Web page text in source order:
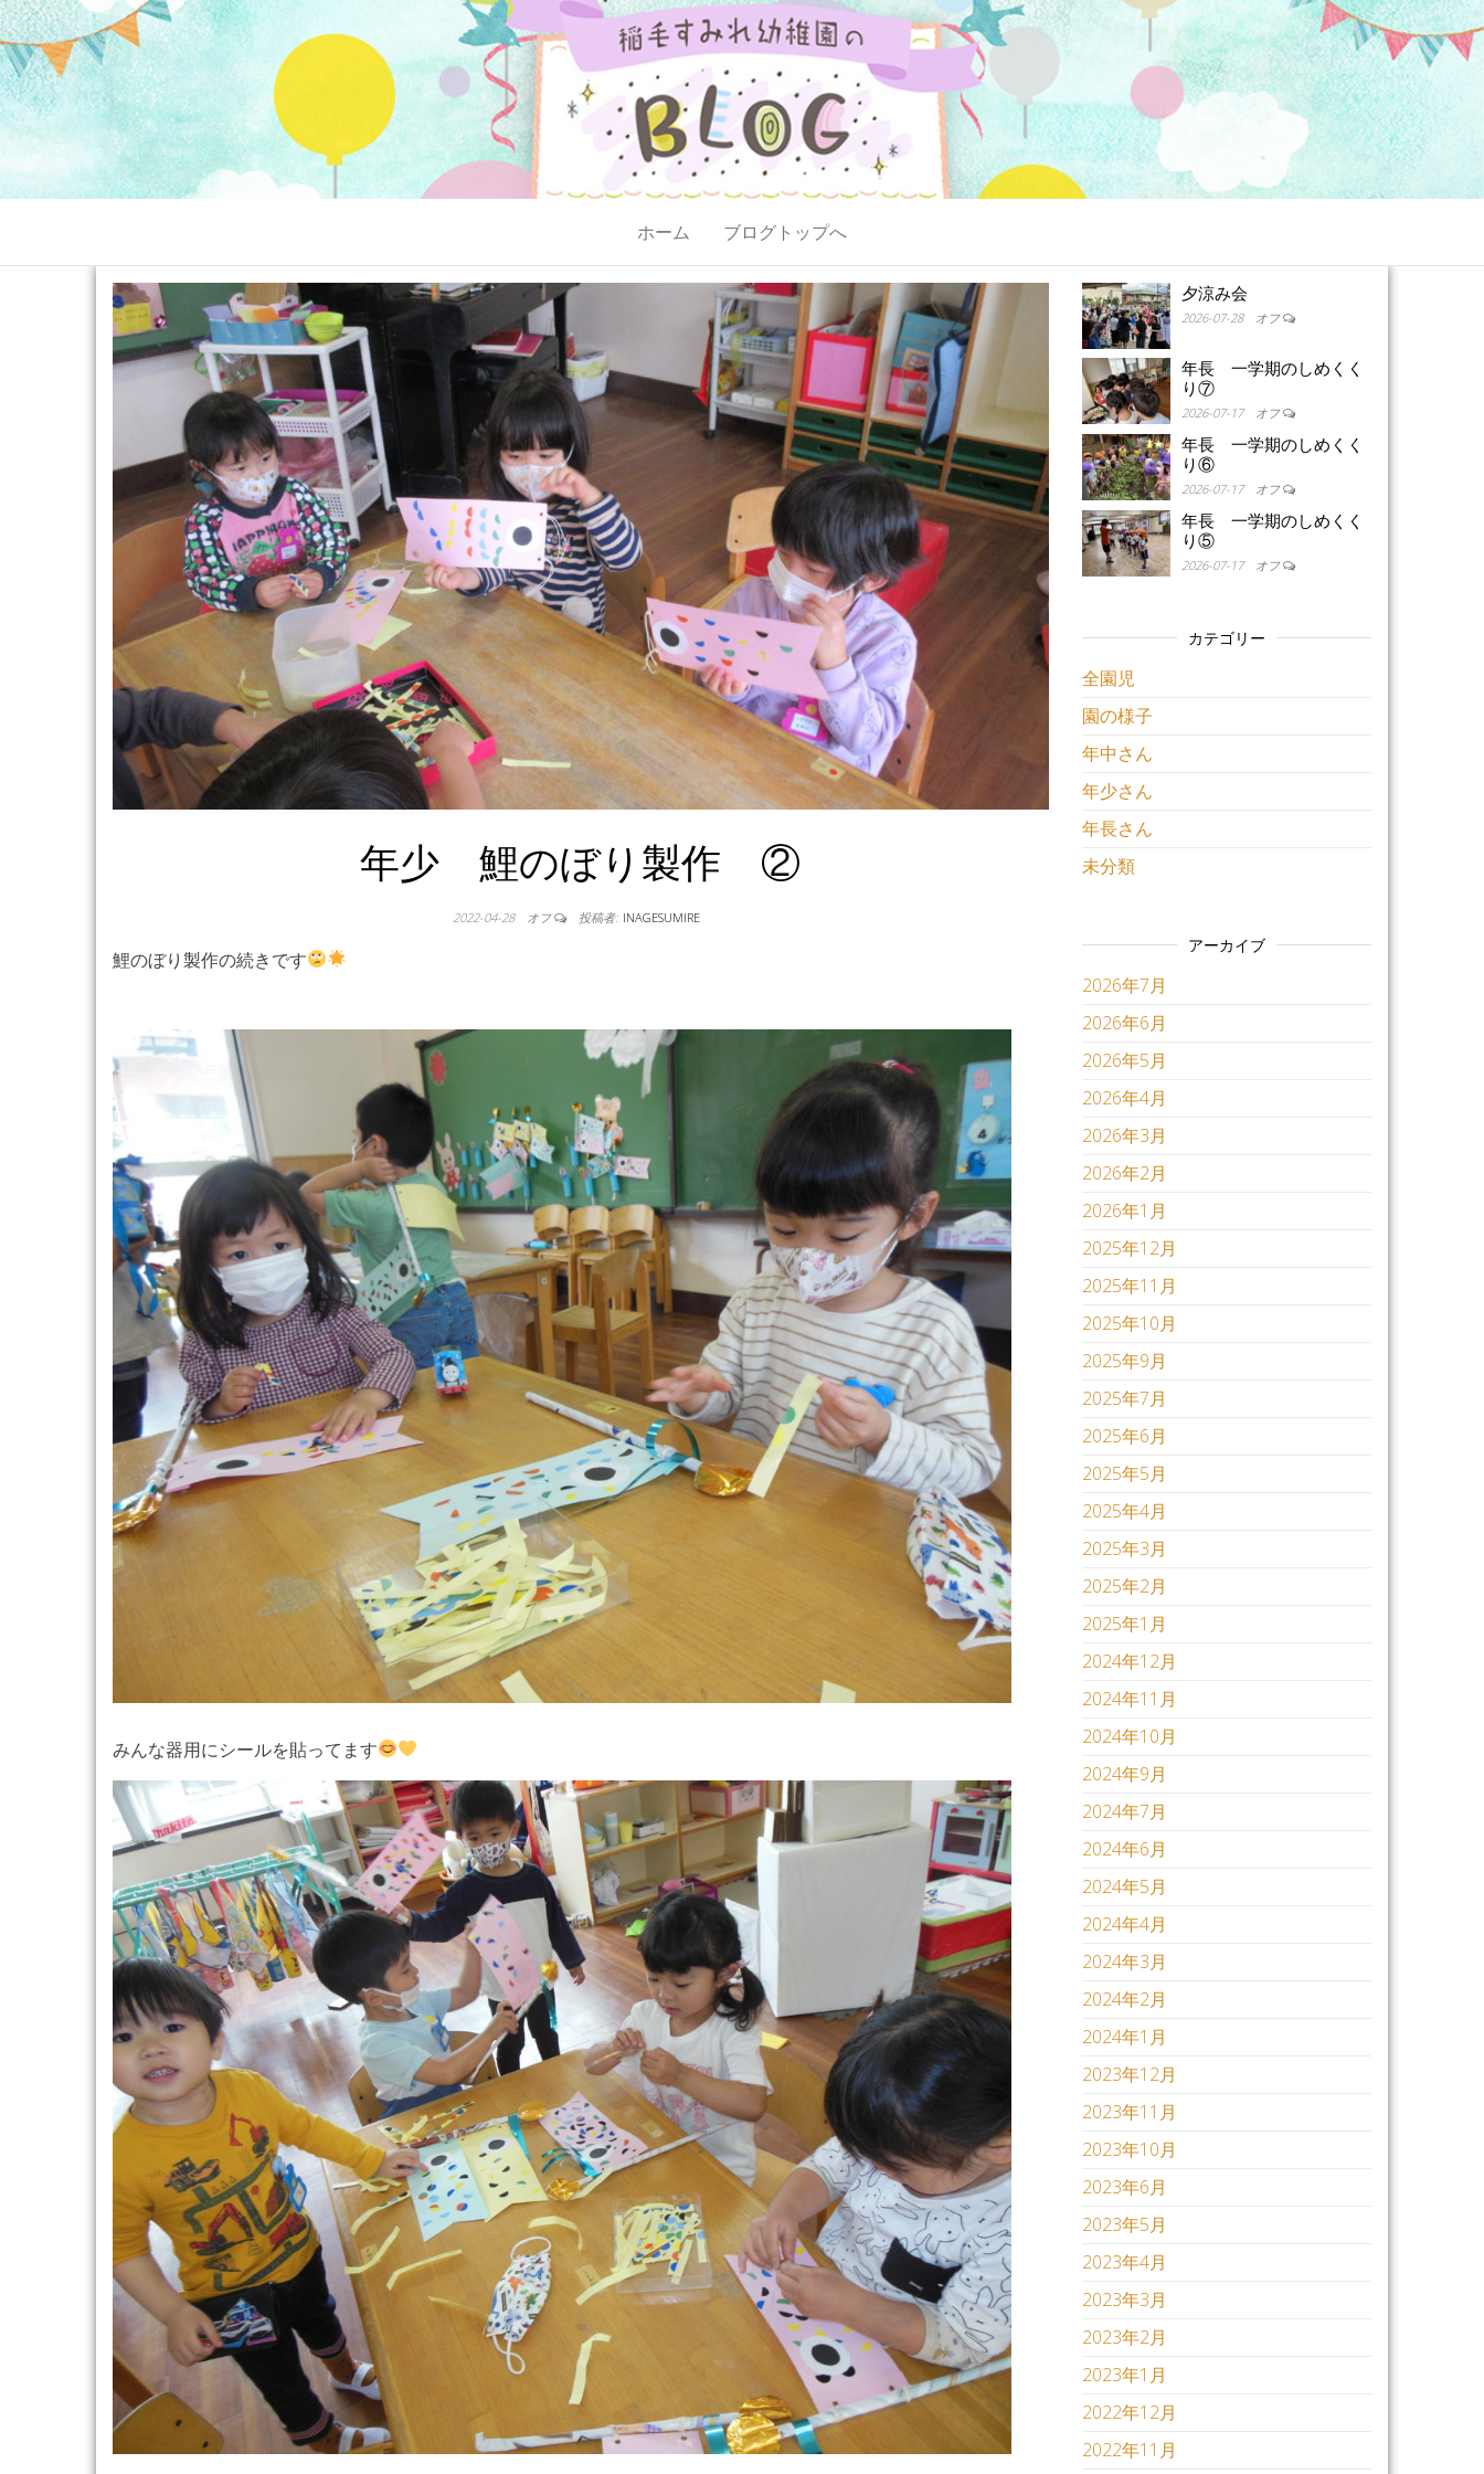
ホーム ブログトップへ
年少 鯉のぼり製作 ②
2022-04-28 オフ 投稿者: INAGESUMIRE
鯉のぼり製作の続きです
みんな器用にシールを貼ってます
夕涼み会
2026-07-28 オフ
年長 一学期のしめくく
り⑦
2026-07-17 オフ
年長 一学期のしめくく
り⑥
2026-07-17 オフ
年長 一学期のしめくく
り⑤
2026-07-17 オフ
カテゴリー
全園児
園の様子
年中さん
年少さん
年長さん
未分類
アーカイブ
2026年7月
2026年6月
2026年5月
2026年4月
2026年3月
2026年2月
2026年1月
2025年12月
2025年11月
2025年10月
2025年9月
2025年7月
2025年6月
2025年5月
2025年4月
2025年3月
2025年2月
2025年1月
2024年12月
2024年11月
2024年10月
2024年9月
2024年7月
2024年6月
2024年5月
2024年4月
2024年3月
2024年2月
2024年1月
2023年12月
2023年11月
2023年10月
2023年6月
2023年5月
2023年4月
2023年3月
2023年2月
2023年1月
2022年12月
2022年11月